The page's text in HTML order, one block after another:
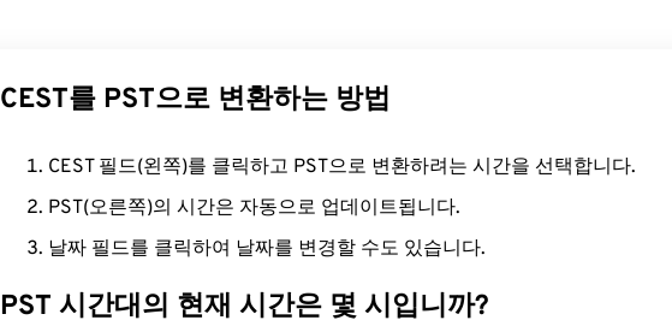
CEST를 PST으로 변환하는 방법
CEST 필드(왼쪽)를 클릭하고 PST으로 변환하려는 시간을 선택합니다.
PST(오른쪽)의 시간은 자동으로 업데이트됩니다.
날짜 필드를 클릭하여 날짜를 변경할 수도 있습니다.
PST 시간대의 현재 시간은 몇 시입니까?